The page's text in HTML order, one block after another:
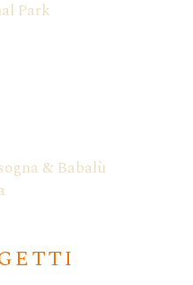
Park
& Babalù